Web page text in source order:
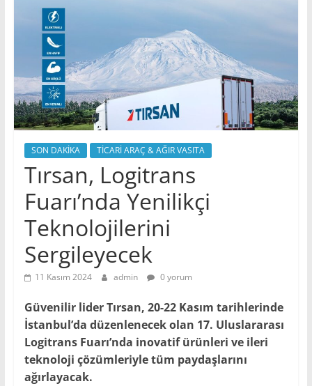
SON DAKİKA TİCARİ ARAÇ & AĞIR VASITA
Tırsan, Logitrans
Fuarı’nda Yenilikçi
Teknolojilerini
Sergileyecek
11 Kasım 2024 admin 0 yorum
Güvenilir lider Tırsan, 20-22 Kasım tarihlerinde
İstanbul’da düzenlenecek olan 17. Uluslararası
Logitrans Fuarı’nda inovatif ürünleri ve ileri
teknoloji çözümleriyle tüm paydaşlarını
ağırlayacak.